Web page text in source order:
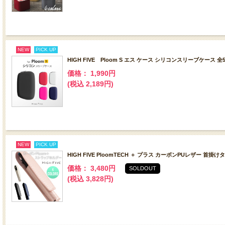
NEW PICK UP
HIGH FIVE Ploom S エス ケース シリコンスリーブケース 全
価格： 1,990円
(税込 2,189円)
NEW PICK UP
HIGH FIVE PloomTECH ＋ プラス カーボンPUレザー 首掛け
価格： 3,480円
(税込 3,828円)
SOLDOUT